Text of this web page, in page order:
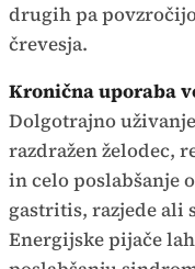
drugih pa
črevesja.
Kronična uporaba
Dolgotrajno
razdražen želodec,
in celo poslabšanje
gastritis, razjede ali
Energijske pijače